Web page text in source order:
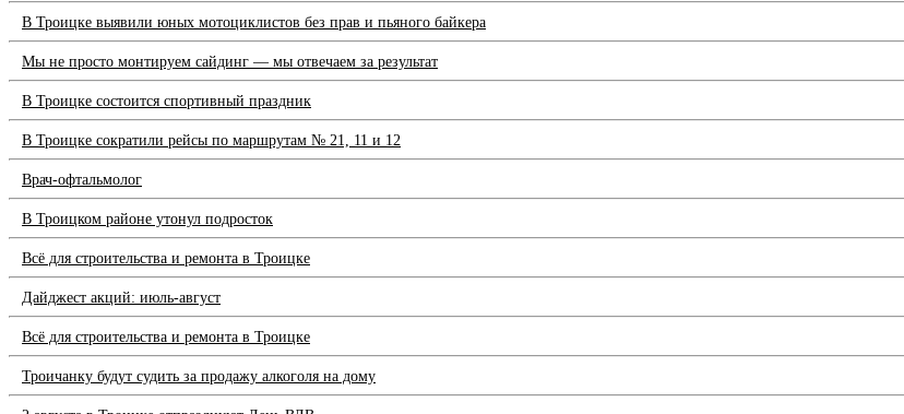
В Троицке выявили юных мотоциклистов без прав и пьяного байкера
Мы не просто монтируем сайдинг — мы отвечаем за результат
В Троицке состоится спортивный праздник
В Троицке сократили рейсы по маршрутам № 21, 11 и 12
Врач-офтальмолог
В Троицком районе утонул подросток
Всё для строительства и ремонта в Троицке
Дайджест акций: июль-август
Всё для строительства и ремонта в Троицке
Троичанку будут судить за продажу алкоголя на дому